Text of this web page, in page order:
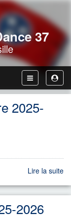
37
User
Toggle
Navbar
2025-
Lire la suite
2026